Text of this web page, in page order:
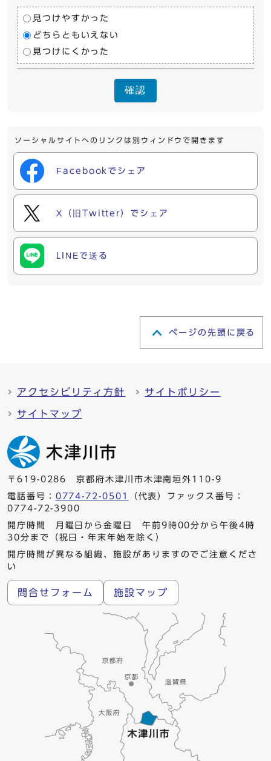
見つけやすかった
どちらともいえない
見つけにくかった
確認
ソーシャルサイトへのリンクは別ウィンドウで開きます
Facebookでシェア
X（旧Twitter）でシェア
LINEで送る
ページの先頭に戻る
アクセシビリティ方針 サイトポリシー
サイトマップ
〒619-0286 京都府木津川市木津南垣外110-9
電話番号： 0774-72-0501
（代表）ファックス番号：
0774-72-3900
開庁時間 月曜日から金曜日 午前9時00分から午後4時
30分まで（祝日・年末年始を除く）
開庁時間が異なる組織、施設がありますのでご注意くださ
い
問合せフォーム 施設マップ